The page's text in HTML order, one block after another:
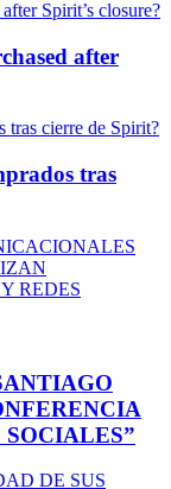
after
tras